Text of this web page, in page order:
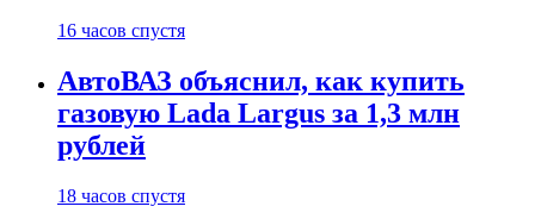
16 часов спустя
АвтоВАЗ объяснил, как купить
газовую Lada Largus за 1,3 млн
рублей
18 часов спустя